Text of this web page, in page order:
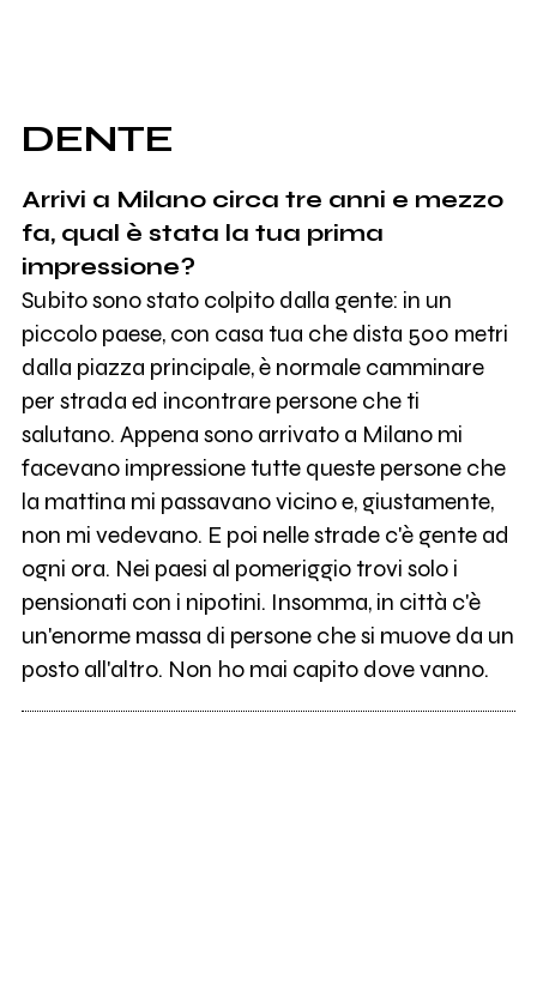
DENTE
Arrivi a Milano circa tre anni e mezzo
fa, qual è stata la tua prima
impressione?
Subito sono stato colpito dalla gente: in un
piccolo paese, con casa tua che dista 500 metri
dalla piazza principale, è normale camminare
per strada ed incontrare persone che ti
salutano. Appena sono arrivato a Milano mi
facevano impressione tutte queste persone che
la mattina mi passavano vicino e, giustamente,
non mi vedevano. E poi nelle strade c'è gente ad
ogni ora. Nei paesi al pomeriggio trovi solo i
pensionati con i nipotini. Insomma, in città c'è
un'enorme massa di persone che si muove da un
posto all'altro. Non ho mai capito dove vanno.